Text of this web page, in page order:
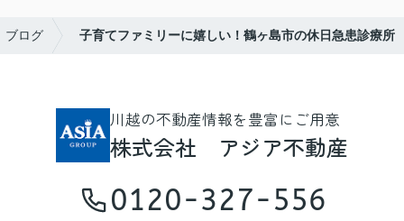
ブログ 子育てファミリーに嬉しい！鶴ヶ島市の休日急患診療所
川越の不動産情報を豊富にご用意
株式会社 アジア不動産
0120-327-556